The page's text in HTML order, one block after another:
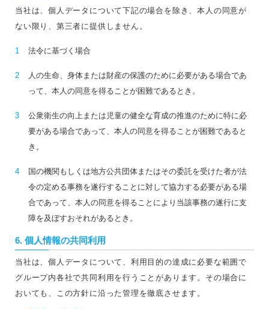
当社は、個人データについて下記の場合を除き、本人の同意が
ない限り、第三者に提供しません。
1 法令に基づく場合
2
人の生命、身体または財産の保護のために必要がある場合であ
って、本人の同意を得ることが困難であるとき。
3
公衆衛生の向上または児童の健全な育成の推進のために特に必
要がある場合であって、本人の同意を得ることが困難であると
き。
4
国の機関もしくは地方公共団体またはその委託を受けた者が法
令の定める事務を遂行することに対して協力する必要がある場
合であって、本人の同意を得ることにより当該事務の遂行に支
障を及ぼすおそれがあるとき。
6. 個人情報の共同利用
当社は、個人データについて、利用目的の達成に必要な範囲で
グループ内各社で共同利用を行うことがあります。その場合に
おいても、この方針に沿った管理を徹底させます。